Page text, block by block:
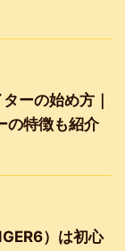
ーの始め方｜
の特徴も紹介
）は初心